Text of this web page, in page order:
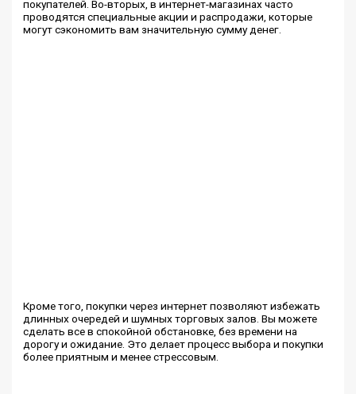
покупателей. Во-вторых, в интернет-магазинах часто
проводятся специальные акции и распродажи, которые
могут сэкономить вам значительную сумму денег.
Кроме того, покупки через интернет позволяют избежать
длинных очередей и шумных торговых залов. Вы можете
сделать все в спокойной обстановке, без времени на
дорогу и ожидание. Это делает процесс выбора и покупки
более приятным и менее стрессовым.